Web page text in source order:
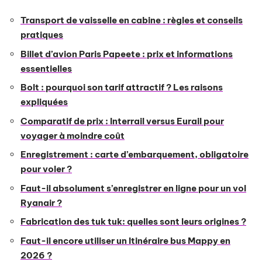
Transport de vaisselle en cabine : règles et conseils
pratiques
Billet d’avion Paris Papeete : prix et informations
essentielles
Bolt : pourquoi son tarif attractif ? Les raisons
expliquées
Comparatif de prix : Interrail versus Eurail pour
voyager à moindre coût
Enregistrement : carte d’embarquement, obligatoire
pour voler ?
Faut-il absolument s’enregistrer en ligne pour un vol
Ryanair ?
Fabrication des tuk tuk: quelles sont leurs origines ?
Faut-il encore utiliser un Itinéraire bus Mappy en
2026 ?